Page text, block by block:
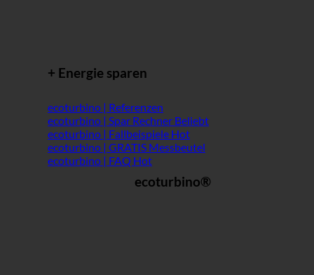
+ Energie sparen
ecoturbino | Referenzen
ecoturbino | Spar Rechner
ecoturbino | Fallbeispiele
ecoturbino | GRATIS Messbeutel
ecoturbino | FAQ
ecoturbino®